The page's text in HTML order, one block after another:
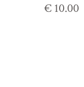
€ 10.00